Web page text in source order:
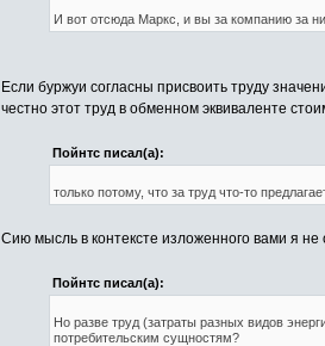
И вот отсюда Маркс, и вы за компанию за
Если буржуи согласны присвоить труду
честно этот труд в обменном эквиваленте
Пойнтс писал(а):
только потому, что за труд что-то
Сию мысль в контексте изложенного вами я не
Пойнтс писал(а):
Но разве труд (затраты разных видов
потребительским сущностям?